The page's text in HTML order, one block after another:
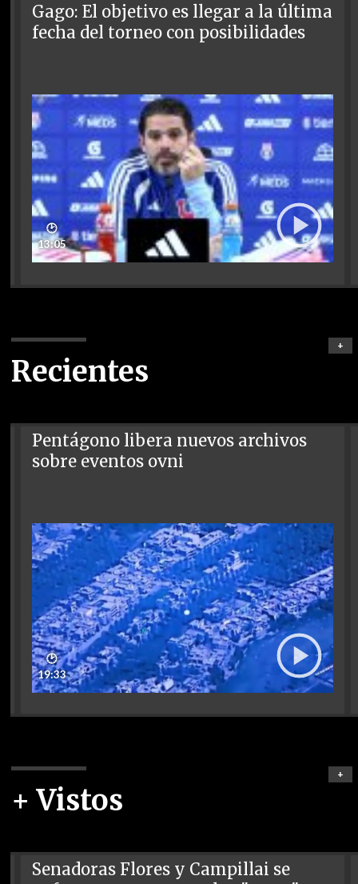
Gago: El objetivo es llegar a la última
fecha del torneo con posibilidades
🕑
13:05
Recientes
+
Pentágono libera nuevos archivos
sobre eventos ovni
🕑
19:33
+ Vistos
+
Senadoras Flores y Campillai se